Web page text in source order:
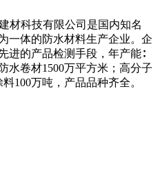
材科技有限公司是国内知名
一体的防水材料生产企业。企
进的产品检测手段，年产能∶
水卷材1500万平方米；高分子
100万吨，产品品种齐全。